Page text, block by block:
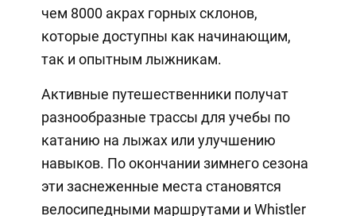
чем 8000 акрах горных склонов,
которые доступны как начинающим,
так и опытным лыжникам.
Активные путешественники получат
разнообразные трассы для учебы по
катанию на лыжах или улучшению
навыков. По окончании зимнего сезона
эти заснеженные места становятся
велосипедными маршрутами и Whistler